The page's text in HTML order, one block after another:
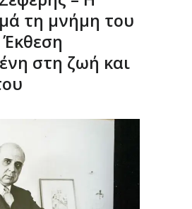
τη μνήμη του
στη ζωή και